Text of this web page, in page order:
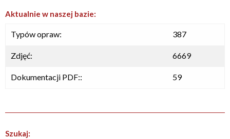
Aktualnie w naszej bazie:
Typów opraw: 387
Zdjęć: 6669
Dokumentacji PDF:: 59
Szukaj: